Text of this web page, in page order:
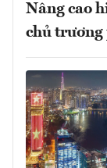
Nâng cao
chủ